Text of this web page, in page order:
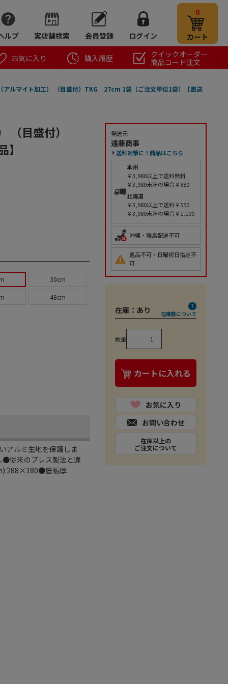
ルプ 実店舗検索 会員登録 ログイン
0
カート
お気に入り 購入履歴
クイックオーダー
商品コード注文
ルマイト加工） （目盛付）TKG 27cm 1袋（ご注文単位1袋）【直送
目盛付）
30cm
48cm
アルミ生地を保護しま
●従来のプレス製法と違
底板厚
発送元
遠藤商事
送料対策に！商品はこちら
本州
￥3,980以上で送料無料
￥3,980未満の場合￥880
北海道
￥3,980以上で送料￥550
￥3,980未満の場合￥1,100
沖縄・離島配送不可
返品不可・日曜祝日指定不
可
在庫： あり 在庫数について
数量
カートに入れる
お気に入り
お問い合わせ
在庫以上の
ご注文について